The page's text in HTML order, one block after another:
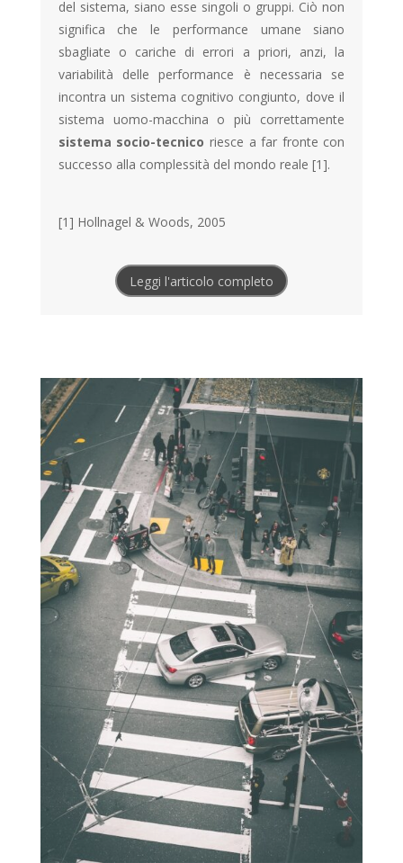
del sistema, siano esse singoli o gruppi. Ciò non
significa che le performance umane siano
sbagliate o cariche di errori a priori, anzi, la
variabilità delle performance è necessaria se
incontra un sistema cognitivo congiunto, dove il
sistema uomo-macchina o più correttamente
sistema socio-tecnico riesce a far fronte con
successo alla complessità del mondo reale [1].
[1] Hollnagel & Woods, 2005
Leggi l'articolo completo